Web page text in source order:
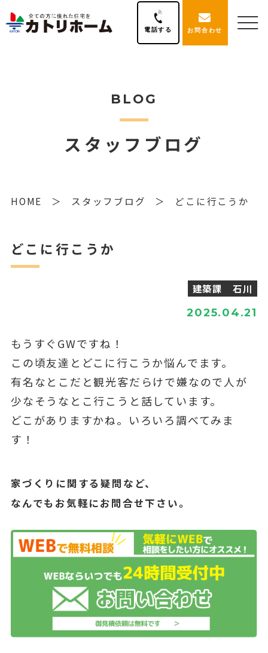
電話する お問合わせ
BLOG
スタッフブログ
HOME スタッフブログ どこに行こうか
どこに行こうか
建築課 石川
2025.04.21
もうすぐGWですね！
この頃友達とどこに行こうか悩んでます。
有名なとこだと観光客だらけで嫌なので人が
少なそうなとこ行こうと話しています。
どこがありますかね。いろいろ調べてみま
す！
家づくりに関する疑問など、
なんでもお気軽にお問合せ下さい。